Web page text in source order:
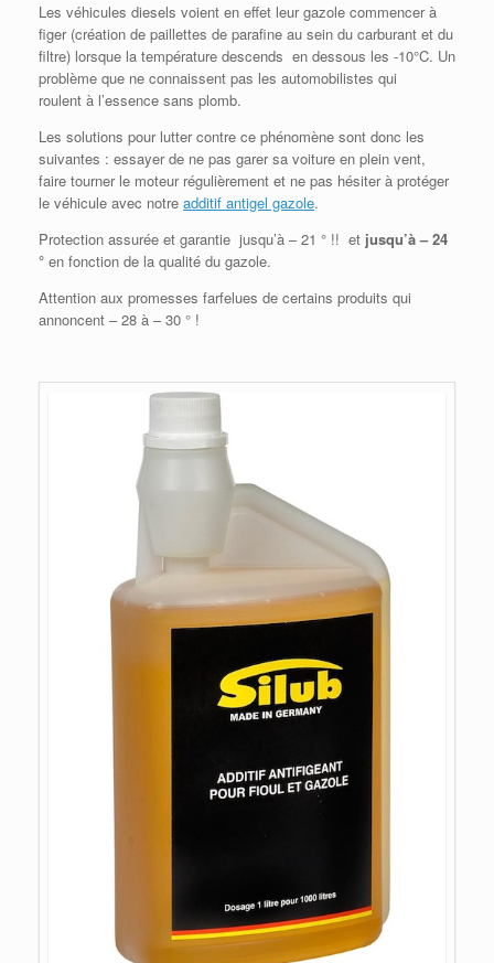
Les véhicules diesels voient en effet leur gazole commencer à
figer (création de paillettes de parafine au sein du carburant et du
filtre) lorsque la température descends en dessous les -10°C. Un
problème que ne connaissent pas les automobilistes qui
roulent à l’essence sans plomb.
Les solutions pour lutter contre ce phénomène sont donc les
suivantes : essayer de ne pas garer sa voiture en plein vent,
faire tourner le moteur régulièrement et ne pas hésiter à protéger
le véhicule avec notre additif antigel gazole.
Protection assurée et garantie jusqu’à – 21 ° !! et jusqu’à – 24
° en fonction de la qualité du gazole.
Attention aux promesses farfelues de certains produits qui
annoncent – 28 à – 30 ° !